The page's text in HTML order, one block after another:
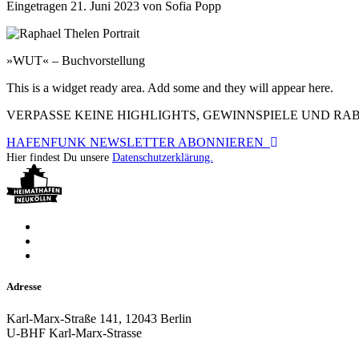
Eingetragen 21. Juni 2023 von Sofia Popp
»WUT« – Buchvorstellung
This is a widget ready area. Add some and they will appear here.
VERPASSE KEINE HIGHLIGHTS, GEWINNSPIELE UND
HAFENFUNK NEWSLETTER ABONNIEREN
Hier findest Du unsere Datenschutzerklärung.
Adresse
Karl-Marx-Straße 141, 12043 Berlin
U-BHF Karl-Marx-Strasse